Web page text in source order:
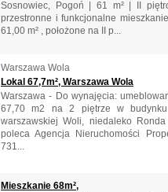
Sosnowiec, Pogoń | 61 m² | II
przestronne i funkcjonalne
61,00 m² , położone na II p...
Warszawa Wola
Lokal 67,7m², Warszawa Wola
Warszawa - Do wynajęcia:
67,70 m2 na 2 piętrze w
warszawskiej Woli, niedaleko Ronda
poleca Agencja Nieruchomości
731...
Mieszkanie 68m²,